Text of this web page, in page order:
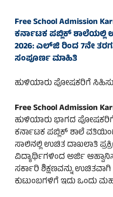
Free School Admission
ಕರ್ನಾಟಕ ಪಬ್ಲಿಕ್
2026: ಎಲ್‌ಜಿ ರಿಂದ 7ನೇ
ಸಂಪೂರ್ಣ ಮಾಹಿತಿ
ಹುಳಿಯಾರು ಪೋಷಕರಿಗೆ
Free School Admission
ಹುಳಿಯಾರು ಭಾಗದ ಪೋಷಕರಿಗೆ
ಕರ್ನಾಟಕ ಪಬ್ಲಿಕ್ ಶಾಲೆ ವತಿಯಿಂದ
ಸಾಲಿನಲ್ಲಿ ಉಚಿತ ದಾಖಲಾತಿ
ವಿದ್ಯಾರ್ಥಿಗಳಿಂದ ಅರ್ಜಿ
ಸರ್ಕಾರಿ ಶಿಕ್ಷಣವನ್ನು
ಕುಟುಂಬಗಳಿಗೆ ಇದು ಒಂದು